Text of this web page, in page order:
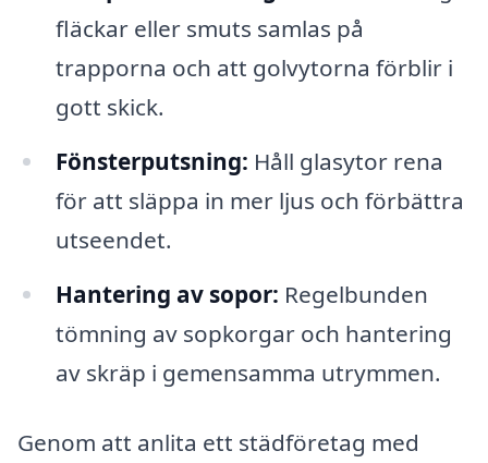
fläckar eller smuts samlas på
trapporna och att golvytorna förblir i
gott skick.
Fönsterputsning: Håll glasytor rena
för att släppa in mer ljus och förbättra
utseendet.
Hantering av sopor: Regelbunden
tömning av sopkorgar och hantering
av skräp i gemensamma utrymmen.
Genom att anlita ett städföretag med